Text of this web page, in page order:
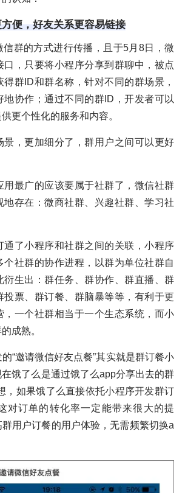
便，好友关系更容易链接
信群的方式进行传播，且于5月8日，微
口，只要将小程序分享到群聊中，被点
群ID和群名称，针对不同的群场景，
地协作；通过不同的群ID，开发者可以
更个性化的服务和内容。
景，更加细分了，群用户之间可以更好
用最广的应该要属于社群了，微信社群
地存在：微商社群、兴趣社群、学习社
通了小程序和社群之间的关联，小程序
个社群的协作进程，以群为单位社群自
衍生出：群任务、群协作、群直播、群
投票、群订餐、群脑暴等等，有利于更
，一个社群相当于一个生态系统，而小
成熟。
“邀请微信好友点餐”其实就是群订餐小
饿了么是通过饿了么app分享出去的群
，如果饿了么直接依托小程序开发群订
对订单的转化率一定能带来很大的提
用户订餐的用户体验，无需频繁切换a